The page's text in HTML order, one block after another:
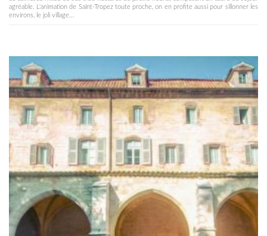
agréable. L'animation de Saint-Tropez toute proche, on en profite aussi pour sillonner les
environs, le joli village...